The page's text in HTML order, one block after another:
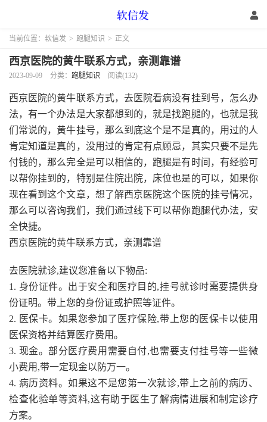
当前位置： 软信发 > 跑腿知识 > 正文
西京医院的黄牛联系方式，亲测靠谱
2023-09-09 分类： 跑腿知识 阅读(132)
西京医院的黄牛联系方式，去医院看病没有挂到号，怎么办
法，有一个办法是大家都想到的，就是找跑腿的，也就是我
们常说的，黄牛挂号，那么到底这个是不是真的，用过的人
肯定知道是真的，没用过的肯定有点顾忌，其实只要不是先
付钱的，那么完全是可以相信的，跑腿是有时间，有经验可
以帮你挂到的，特别是住院出院，床位也是的可以，如果你
现在看到这个文章，想了解西京医院这个医院的挂号情况，
那么可以咨询我们，我们通过线下可以帮你跑腿代办法，安
全快捷。
西京医院的黄牛联系方式，亲测靠谱
去医院就诊,建议您准备以下物品:
1. 身份证件。出于安全和医疗目的,挂号就诊时需要提供身
份证明。带上您的身份证或护照等证件。
2. 医保卡。如果您参加了医疗保险,带上您的医保卡以使用
医保资格并结算医疗费用。
3. 现金。部分医疗费用需要自付,也需要支付挂号等一些微
小费用,带一定现金以防万一。
4. 病历资料。如果这不是您第一次就诊,带上之前的病历、
检查化验单等资料,这有助于医生了解病情进展和制定诊疗
方案。